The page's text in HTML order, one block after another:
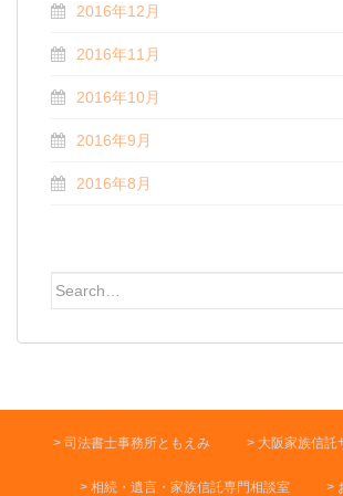
2016年12月
2016年11月
2016年10月
2016年9月
2016年8月
Search for:
司法書士事務所ともえみ 大阪家族信託
相続・遺言・家族信託専門相談室